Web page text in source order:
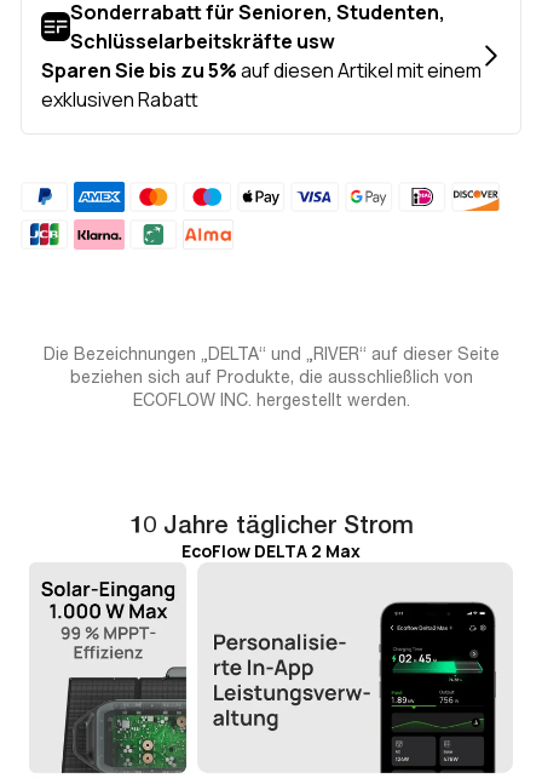
Die Bezeichnungen „DELTA“ und „RIVER“ auf dieser Seite
beziehen sich auf Produkte, die ausschließlich von
ECOFLOW INC. hergestellt werden.
10 Jahre täglicher Strom
EcoFlow DELTA 2 Max